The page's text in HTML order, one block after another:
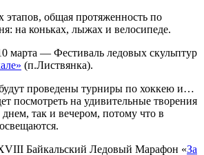
этапов, общая протяженность по
на коньках, лыжах и велосипеде.
марта — Фестиваль ледовых скульптур
(п.Листвянка).
проведены турниры по хоккею и…
посмотреть на удивительные творения
днем, так и вечером, потому что в
Байкальский Ледовый Марафон «За